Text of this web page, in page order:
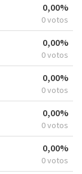
0,00%
0 votos
0,00%
0 votos
0,00%
0 votos
0,00%
0 votos
0,00%
0 votos